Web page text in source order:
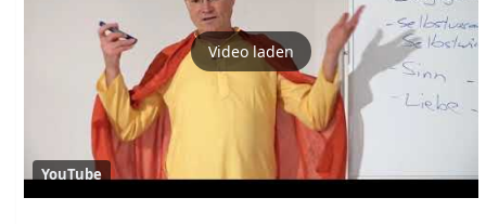
Video laden
YouTube